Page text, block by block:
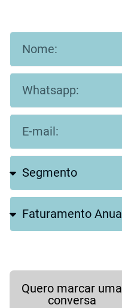
Quero marcar uma
conversa